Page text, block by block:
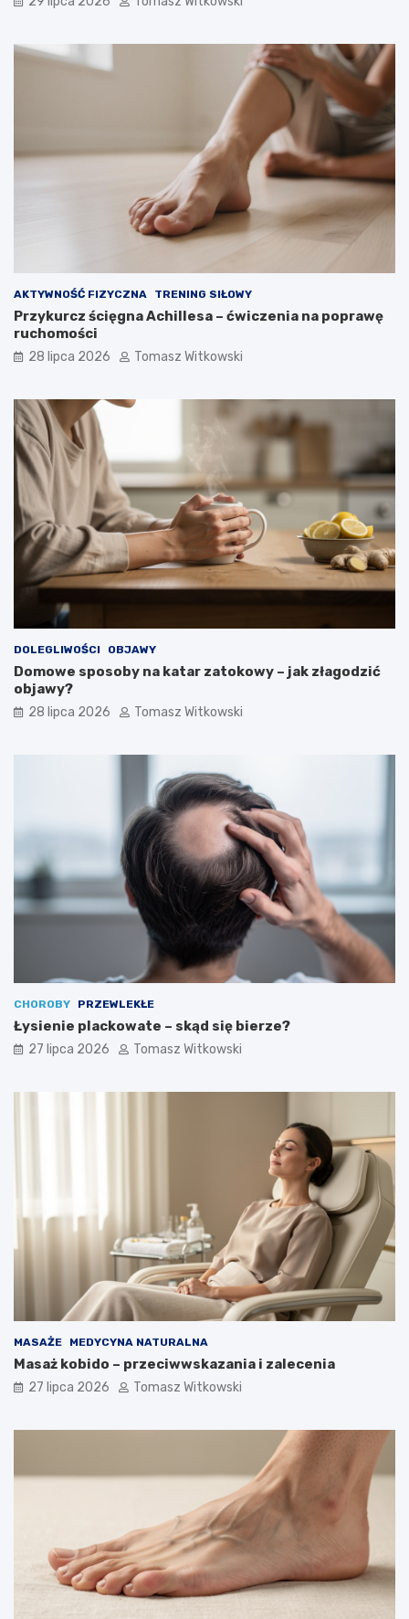
AKTYWNOŚĆ FIZYCZNA TRENING SIŁOWY
Przykurcz ścięgna Achillesa – ćwiczenia na poprawę
ruchomości
28 lipca 2026 Tomasz Witkowski
DOLEGLIWOŚCI OBJAWY
Domowe sposoby na katar zatokowy – jak złagodzić
objawy?
28 lipca 2026 Tomasz Witkowski
CHOROBY PRZEWLEKŁE
Łysienie plackowate – skąd się bierze?
27 lipca 2026 Tomasz Witkowski
MASAŻE MEDYCYNA NATURALNA
Masaż kobido – przeciwwskazania i zalecenia
27 lipca 2026 Tomasz Witkowski